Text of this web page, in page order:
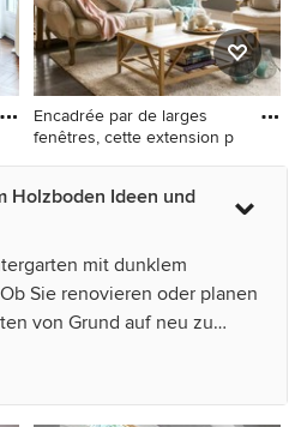
Encadrée par de larges
fenêtres, cette extension p
Großer Country Wintergarten
mit dunklem Holzboden und
Holzboden Ideen und
mit dunklem
Sie renovieren oder planen
von Grund auf neu zu
dieses Landes, unter
Boligindretning / FIIL & FIIL